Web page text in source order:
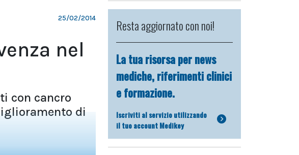
25/02/2014
nel
con cancro
di
Resta aggiornato con noi!
La tua risorsa per news
mediche, riferimenti clinici
e formazione.
Iscriviti al servizio utilizzando
il tuo account Medikey